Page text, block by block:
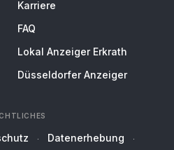
Karriere
FAQ
Lokal Anzeiger Erkrath
Düsseldorfer Anzeiger
Datenerhebung